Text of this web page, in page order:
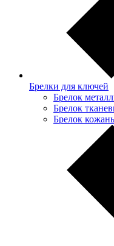
Брелки для ключей
Брелок
Брелок
Брелок